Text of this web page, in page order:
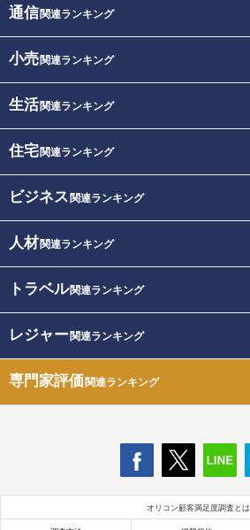
通信関連ランキング
小売関連ランキング
生活関連ランキング
住宅関連ランキング
ビジネス 関連ランキング
人材関連ランキング
トラベル関連ランキング
レジャー関連ランキング
専門家評価関連ランキング
オリコン顧客満足度調査とは